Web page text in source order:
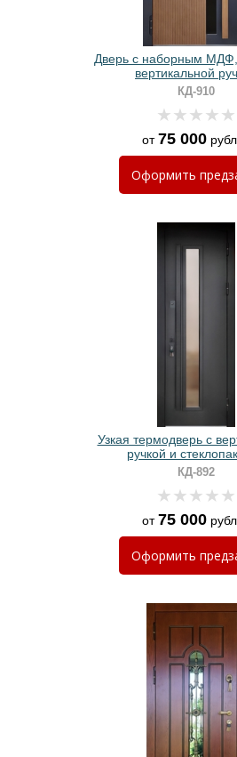
Дверь с наборным МДФ,
вертикальной
КД-910
от75 000
Оформить
Узкая термодверь с
ручкой и
КД-892
от75 000
Оформить